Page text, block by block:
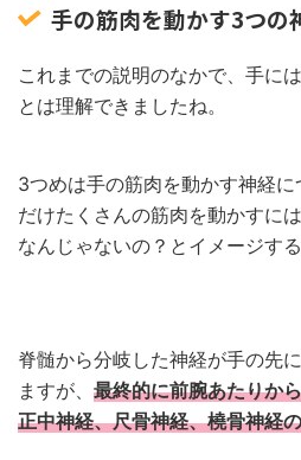
手の筋肉を動かす3つの
これまでの説明のなかで、手に
とは理解できましたね。
3つめは手の筋肉を動かす神経
だけたくさんの筋肉を動かすに
なんじゃないの？とイメージす
脊髄から分岐した神経が手の先
ますが、 最終的に前腕あたりか
正中神経、尺骨神経、橈骨神経